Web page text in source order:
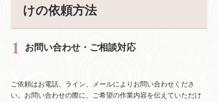
けの依頼方法
お問い合わせ・ご相談対応
ご依頼はお電話、ライン、メールによりお問い合わせくださ
い。お問い合わせの際に、ご希望の作業内容を伝えていただけ